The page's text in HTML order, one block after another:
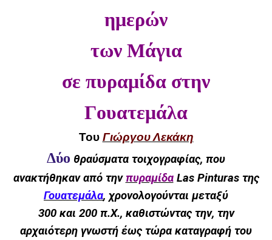
ημερών
των Μάγια
σε πυραμίδα στην
Γουατεμάλα
Του Γιώργου Λεκάκη
Δύο θραύσματα τοιχογραφίας, που
ανακτήθηκαν από την πυραμίδαLas Pinturas της
Γουατεμάλα, χρονολογούνται μεταξύ
300 και 200 π.Χ., καθιστώντας την, την
αρχαιότερη γνωστή έως τώρα καταγραφή του